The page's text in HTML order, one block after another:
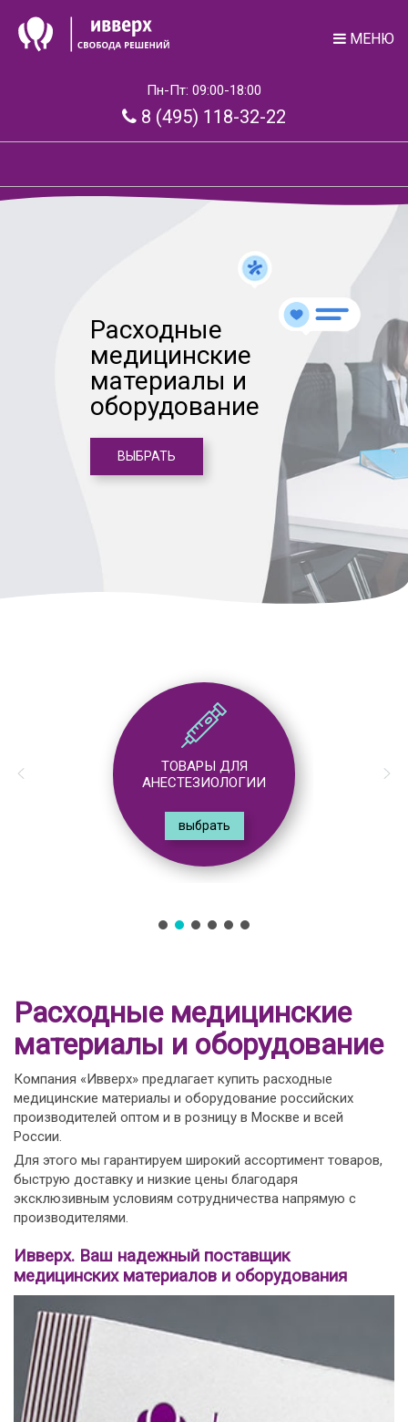
МЕНЮ
Пн-Пт: 09:00-18:00
8 (495) 118-32-22
Расходные
медицинские
материалы и
оборудование
ВЫБРАТЬ
ТОВАРЫ ДЛЯ
АНЕСТЕЗИОЛОГИИ
выбрать
Расходные медицинские
материалы и оборудование
Компания «Ивверх» предлагает купить расходные
медицинские материалы и оборудование российских
производителей оптом и в розницу в Москве и всей
России.
Для этого мы гарантируем широкий ассортимент товаров,
быструю доставку и низкие цены благодаря
эксклюзивным условиям сотрудничества напрямую с
производителями.
Ивверх. Ваш надежный поставщик
медицинских материалов и оборудования